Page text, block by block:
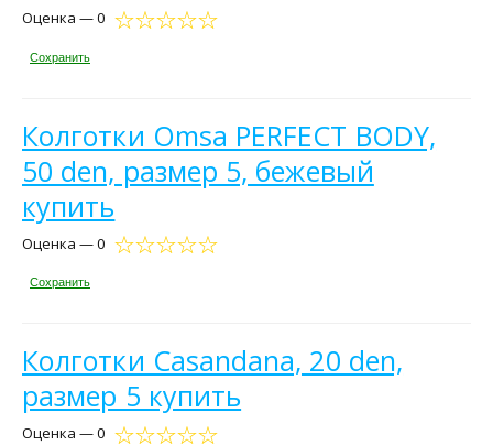
Оценка — 0
Сохранить
Колготки Omsa PERFECT BODY,
50 den, размер 5, бежевый
купить
Оценка — 0
Сохранить
Колготки Casandana, 20 den,
размер 5 купить
Оценка — 0